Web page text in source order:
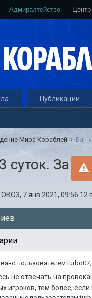
Адмиралтейство
Публикации
Мира Кораблей Бан
суток. За
, 7 янв 2021, 09:56:12
пользователемturbo07
не отвечать на
игроков, тем более,